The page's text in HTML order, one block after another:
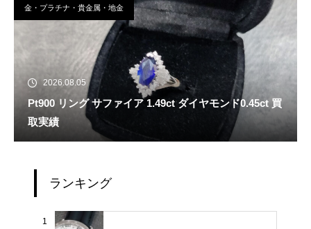
金・プラチナ・貴金属・地金
2026.08.05
Pt900 リング サファイア 1.49ct ダイヤモンド0.45ct 買
取実績
ランキング
1